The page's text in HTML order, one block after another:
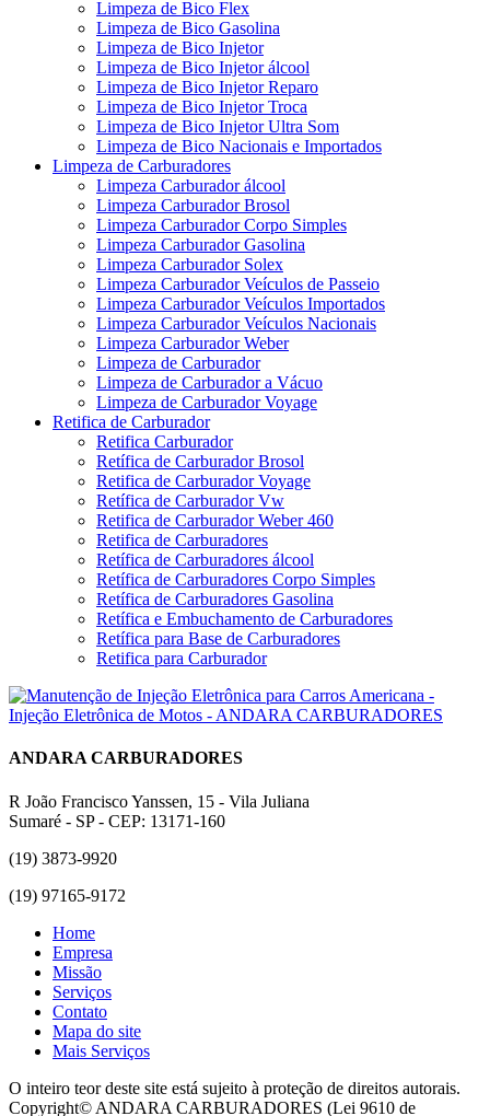
Limpeza de Bico Flex
Limpeza de Bico Gasolina
Limpeza de Bico Injetor
Limpeza de Bico Injetor álcool
Limpeza de Bico Injetor Reparo
Limpeza de Bico Injetor Troca
Limpeza de Bico Injetor Ultra Som
Limpeza de Bico Nacionais e Importados
Limpeza de Carburadores
Limpeza Carburador álcool
Limpeza Carburador Brosol
Limpeza Carburador Corpo Simples
Limpeza Carburador Gasolina
Limpeza Carburador Solex
Limpeza Carburador Veículos de Passeio
Limpeza Carburador Veículos Importados
Limpeza Carburador Veículos Nacionais
Limpeza Carburador Weber
Limpeza de Carburador
Limpeza de Carburador a Vácuo
Limpeza de Carburador Voyage
Retifica de Carburador
Retifica Carburador
Retífica de Carburador Brosol
Retifica de Carburador Voyage
Retífica de Carburador Vw
Retifica de Carburador Weber 460
Retifica de Carburadores
Retífica de Carburadores álcool
Retífica de Carburadores Corpo Simples
Retífica de Carburadores Gasolina
Retífica e Embuchamento de Carburadores
Retífica para Base de Carburadores
Retifica para Carburador
ANDARA CARBURADORES
R João Francisco Yanssen, 15 - Vila Juliana
Sumaré - SP - CEP: 13171-160
(19) 3873-9920
(19) 97165-9172
Home
Empresa
Missão
Serviços
Contato
Mapa do site
Mais Serviços
O inteiro teor deste site está sujeito à proteção de direitos autorais.
Copyright© ANDARA CARBURADORES (Lei 9610 de